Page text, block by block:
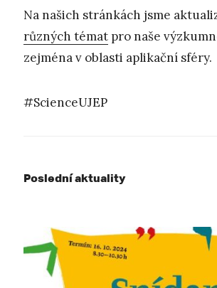
Na našich stránkách jsme
různých témat pro naše
zejména v oblasti aplikační sféry.
#ScienceUJEP
Poslední aktuality